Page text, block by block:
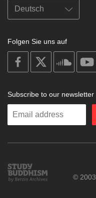
Folgen Sie uns auf
on
facebook
Subscribe to our newsletter
Enter
Study
Buddhism
©